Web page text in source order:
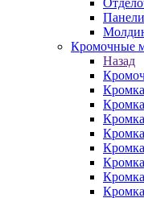
Кромочные
Назад